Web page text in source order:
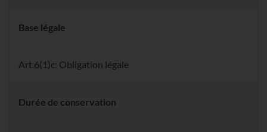
Base légale
Art.6(1)c: Obligation légale
Durée de conservation